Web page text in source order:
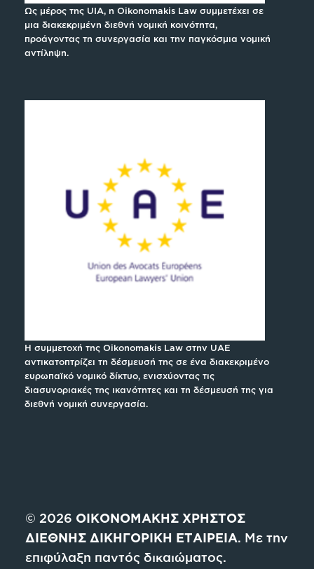
Ως μέρος της UIA, η Oikonomakis Law συμμετέχει σε
μια διακεκριμένη διεθνή νομική κοινότητα,
προάγοντας τη συνεργασία και την παγκόσμια νομική
αντίληψη.
Η συμμετοχή της Oikonomakis Law στην UAE
αντικατοπτρίζει τη δέσμευσή της σε ένα διακεκριμένο
ευρωπαϊκό νομικό δίκτυο, ενισχύοντας τις
διασυνοριακές της ικανότητες και τη δέσμευσή της για
διεθνή νομική συνεργασία.
© 2026 ΟΙΚΟΝΟΜΑΚΗΣ ΧΡΗΣΤΟΣ
ΔΙΕΘΝΗΣ ΔΙΚΗΓΟΡΙΚΗ ΕΤΑΙΡΕΙΑ. Με την
επιφύλαξη παντός δικαιώματος.